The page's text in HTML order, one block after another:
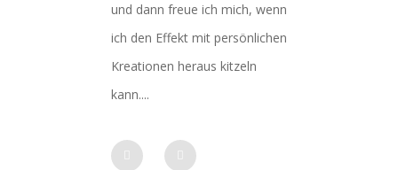
und dann freue ich mich, wenn
ich den Effekt mit persönlichen
Kreationen heraus kitzeln
kann....